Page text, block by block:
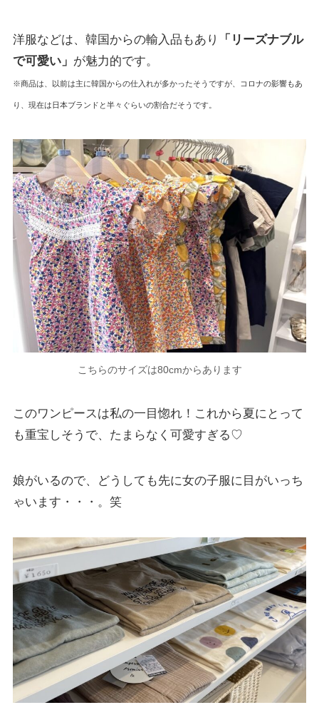
洋服などは、韓国からの輸入品もあり
「リーズナブル
で可愛い」 が魅力的です。
※商品は、以前は主に韓国からの仕入れが多かったそうですが、コロナの影響もあ
り、現在は日本ブランドと半々ぐらいの割合だそうです。
こちらのサイズは80cmからあります
このワンピースは私の一目惚れ！これから夏にとって
も重宝しそうで、たまらなく可愛すぎる♡
娘がいるので、どうしても先に女の子服に目がいっち
ゃいます・・・。笑